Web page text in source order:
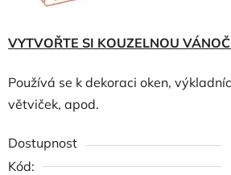
VYTVOŘTE SI KOUZELNOU
Používá se k dekoraci oken,
větviček, apod.
Dostupnost
Kód: